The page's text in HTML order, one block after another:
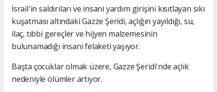
İsrail'in saldırıları ve insani yardım girişini kısıtlayan sıkı
kuşatması altındaki Gazze Şeridi, açlığın yayıldığı, su,
ilaç, tıbbi gereçler ve hijyen malzemesinin
bulunamadığı insani felaketi yaşıyor.
Başta çocuklar olmak üzere, Gazze Şeridi'nde açlık
nedeniyle ölümler artıyor.